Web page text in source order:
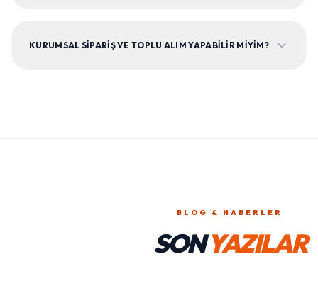
KURUMSAL SIPARIŞ VE TOPLU ALIM YAPABILIR MIYIM?
BLOG & HABERLER
SONYAZILAR